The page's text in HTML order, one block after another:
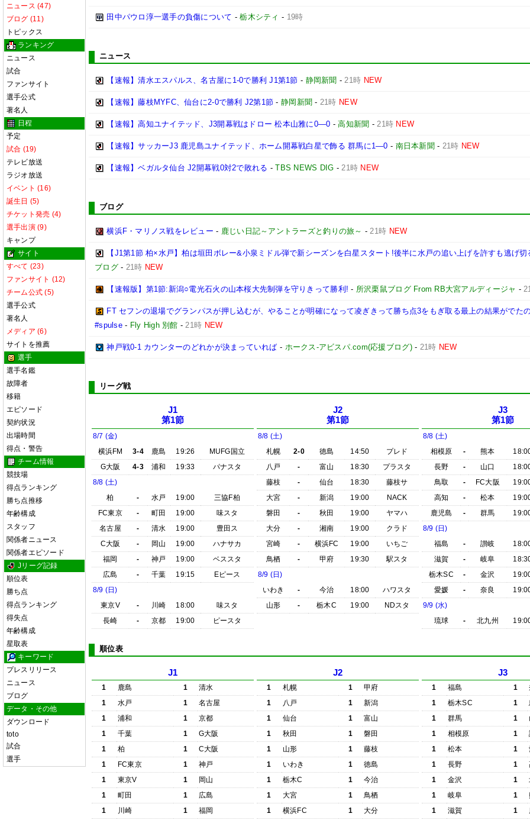
ニュース (47)
ブログ (11)
トピックス
ランキング
ニュース
試合
ファンサイト
選手公式
著名人
日程
予定
試合 (19)
テレビ放送
ラジオ放送
イベント (16)
誕生日 (5)
チケット発売 (4)
選手出演 (9)
キャンプ
サイト
すべて (23)
ファンサイト (12)
チーム公式 (5)
選手公式
著名人
メディア (6)
サイトを推薦
選手
選手名鑑
故障者
移籍
エピソード
契約状況
出場時間
得点・警告
チーム情報
競技場
得点ランキング
勝ち点推移
年齢構成
スタッフ
関係者ニュース
関係者エピソード
Jリーグ記録
順位表
勝ち点
得点ランキング
得失点
年齢構成
星取表
キーワード
プレスリリース
ニュース
ブログ
データ・その他
ダウンロード
toto
試合
選手
田中パウロ淳一選手の負傷について -栃木シティ - 19時
ニュース
【速報】清水エスパルス、名古屋に1-0で勝利 J1第1節 - 静岡新聞 -21時 NEW
【速報】藤枝MYFC、仙台に2-0で勝利 J2第1節 -静岡新聞 - 21時 NEW
【速報】高知ユナイテッド、J3開幕戦はドロー 松本山雅に0―0 -高知新聞 -21時 NEW
【速報】サッカーJ3 鹿児島ユナイテッド、ホーム開幕戦白星で飾る 群馬に1―0 - 南日本新聞 - 21時 NEW
【速報】ベガルタ仙台 J2開幕戦0対2で敗れる -TBS NEWS DIG -21時 NEW
ブログ
横浜F・マリノス戦をレビュー - 鹿じい日記～アントラーズと釣りの旅～ -21時 NEW
【J1第1節 柏×水戸】柏は垣田ボレー&小泉ミドル弾で新シーズンを白星スタート!後半に水戸の追い上げを許すも逃げ切
ブログ- 21時 NEW
【速報版】第1節:新潟○電光石火の山本桜大先制弾を守りきって勝利! - 所沢栗鼠ブログ From RB大宮アルディージャ -
FT セフンの退場でグランパスが押し込むが、やることが明確になって凌ぎきって勝ち点3をもぎ取る最上の結果がでた
#spulse- Fly High 別館 -21時 NEW
神戸戦0-1 カウンターのどれかが決まっていれば - ホークス-アビスパ.com(応援ブログ)- 21時 NEW
リーグ戦
J1
第1節
8/7 (金)
横浜FM
3-4 鹿島 19:26
MUFG国立
G大阪
4-3 浦和 19:33
パナスタ
8/8 (土)
柏
- 水戸 19:00
三協F柏
FC東京
- 町田 19:00
味スタ
名古屋
- 清水 19:00
豊田ス
C大阪
- 岡山 19:00
ハナサカ
福岡
- 神戸 19:00
ベススタ
広島
- 千葉 19:15
Eピース
8/9 (日)
東京V
- 川崎 18:00
味スタ
長崎
- 京都 19:00 ピースタ
J2
第1節
8/8 (土)
札幌
2-0 徳島 14:50
プレド
八戸
- 富山 18:30
プラスタ
藤枝
- 仙台 18:30
藤枝サ
大宮
- 新潟 19:00
NACK
磐田
- 秋田 19:00
ヤマハ
大分
- 湘南 19:00
クラド
宮崎
- 横浜FC 19:00
いちご
鳥栖
- 甲府 19:30
駅スタ
8/9 (日)
いわき
- 今治 18:00
ハワスタ
山形
- 栃木C 19:00 NDスタ
J3
第1節
8/8 (土)
相模原
- 熊本
長野
- 山口
鳥取
- FC大阪
高知
- 松本
鹿児島
- 群馬
8/9 (日)
福島
- 讃岐
滋賀
- 岐阜
栃木SC
- 金沢
愛媛
- 奈良
9/9 (水)
琉球
- 北九州
順位表
J1
1 鹿島 1
清水
1
水戸 1
名古屋
1
浦和 1
京都
1
千葉 1
G大阪
1
柏 1
C大阪
1
FC東京 1
神戸
1
東京V 1
岡山
1
町田 1
広島
1
川崎 1 福岡
J2
1 札幌 1
甲府
1
八戸 1
新潟
1
仙台 1
富山
1
秋田 1
磐田
1
山形 1
藤枝
1
いわき 1
徳島
1
栃木C 1
今治
1
大宮 1
鳥栖
1
横浜FC 1 大分
J3
1 福島 1
1
栃木SC 1
1
群馬 1
1
相模原 1
1
松本 1
1
長野 1
1
金沢 1
1
岐阜 1
1
滋賀 1